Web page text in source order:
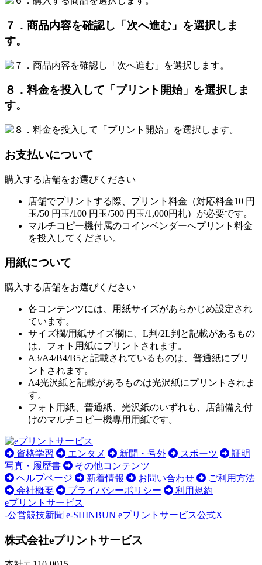
７．商品内容を確認し「次へ進む」を選択しま
す。
８．料金を投入して「プリント開始」を選択しま
す。
お支払いについて
購入する店舗をお選びください
店舗でプリントする際、プリント料金（対応料金10 円
玉/50 円玉/100 円玉/500 円玉/1,000円札）が必要です。
マルチコピー機付属のコインベンダーへプリント料金
を投入してください。
用紙について
購入する店舗をお選びください
各コンテンツには、用紙サイズがあらかじめ設定され
ています。
サイズ欄/用紙サイズ欄に、L判/2L判と記載があるもの
は、フォト用紙にプリントされます。
A3/A4/B4/B5と記載されているものは、普通紙にプリ
ントされます。
A4光沢紙と記載があるものは光沢紙にプリントされま
す。
フォト用紙、普通紙、光沢紙のいずれも、店舗備え付
けのマルチコピー機専用用紙です。
資格学習 エンタメ 新聞・号外 スポーツ
証明
写真・履歴書
その他コンテンツ
ヘルプページ
新着情報 お問い合わせ
ご利用方法
会社概要
プライバシーポリシー
利用規約
eプリントサービス
-公営競技新聞 e-SHINBUN eプリントサービス公式X
株式会社eプリントサービス